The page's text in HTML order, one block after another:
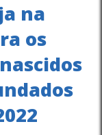
na
os